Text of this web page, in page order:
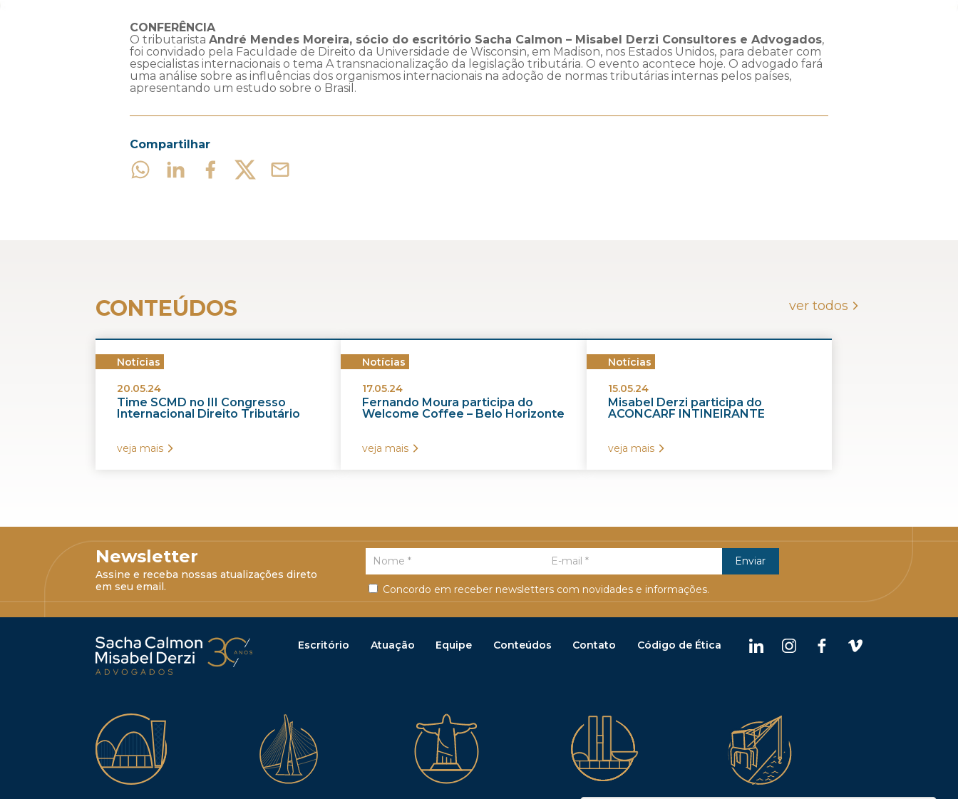
CONFERÊNCIA
O tributarista André Mendes Moreira, sócio do escritório Sacha Calmon – Misabel Derzi Consultores e Advogados,
foi convidado pela Faculdade de Direito da Universidade de Wisconsin, em Madison, nos Estados Unidos, para debater com
especialistas internacionais o tema A transnacionalização da legislação tributária. O evento acontece hoje. O advogado fará
uma análise sobre as influências dos organismos internacionais na adoção de normas tributárias internas pelos países,
apresentando um estudo sobre o Brasil.
Compartilhar
CONTEÚDOS ver todos
Notícias
20.05.24
Time SCMD no III Congresso
Internacional Direito Tributário
veja mais
Notícias
17.05.24
Fernando Moura participa do
Welcome Coffee – Belo Horizonte
veja mais
Notícias
15.05.24
Misabel Derzi participa do
ACONCARF INTINEIRANTE
veja mais
Newsletter
Assine e receba nossas atualizações direto
em seu email.
Concordo em receber newsletters com novidades e informações.
Escritório Atuação Equipe Conteúdos Contato Código de Ética